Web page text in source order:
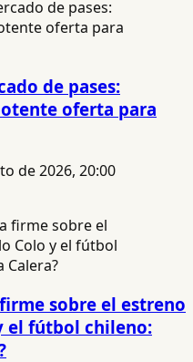
de pases:
oferta para
de 2026, 20:00
sobre el estreno
el fútbol chileno: